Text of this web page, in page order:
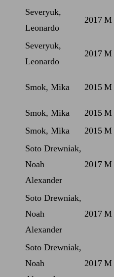
Severyuk,
Leonardo
2017 M
Severyuk,
Leonardo
2017 M
Smok, Mika 2015 M
Smok, Mika 2015 M
Smok, Mika
2015 M
Soto Drewniak,
Noah
Alexander
2017 M
Soto Drewniak,
Noah
Alexander
2017 M
Soto Drewniak,
Noah
2017 M